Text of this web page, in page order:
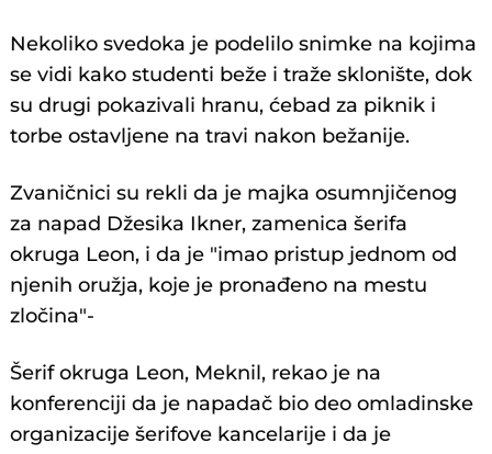
Nekoliko svedoka je podelilo snimke na kojima
se vidi kako studenti beže i traže sklonište, dok
su drugi pokazivali hranu, ćebad za piknik i
torbe ostavljene na travi nakon bežanije.
Zvaničnici su rekli da je majka osumnjičenog
za napad Džesika Ikner, zamenica šerifa
okruga Leon, i da je "imao pristup jednom od
njenih oružja, koje je pronađeno na mestu
zločina"-
Šerif okruga Leon, Meknil, rekao je na
konferenciji da je napadač bio deo omladinske
organizacije šerifove kancelarije i da je